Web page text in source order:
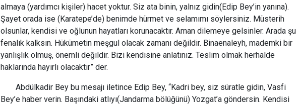
almaya (yardımcı kişiler) hacet yoktur. Siz ata binin, yalnız gidin(Edip Bey’in yanına).
Şayet orada ise (Karatepe’de) benimde hürmet ve selamımı söylersiniz. Müsterih
olsunlar, kendisi ve oğlunun hayatları korunacaktır. Aman dilemeye gelsinler. Arada şu
fenalık kalksın. Hükümetin meşgul olacak zamanı değildir. Binaenaleyh, mademki bir
yanlışlık olmuş, önemli değildir. Bizi kendisine anlatınız. Teslim olmak herhalde
haklarında hayırlı olacaktır” der.
Abdülkadir Bey bu mesajı iletince Edip Bey, “Kadri bey, siz süratle gidin, Vasfi
Bey’e haber verin. Başındaki atlıyı(Jandarma bölüğünü) Yozgat’a göndersin. Kendisi